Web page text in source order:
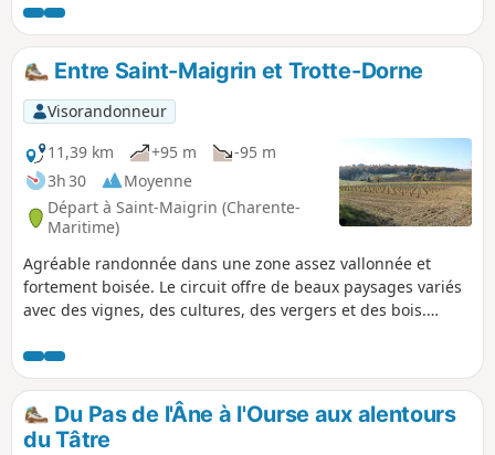
peut admirer un chêne vert de toute beauté,
ensuite le château d'eau de Saint-Ciers-
Champagne.
Entre Saint-Maigrin et Trotte-Dorne
Visorandonneur
11,39 km
+95 m
-95 m
3h 30
Moyenne
Départ à Saint-Maigrin (Charente-
Maritime)
Agréable randonnée dans une zone assez vallonnée et
fortement boisée. Le circuit offre de beaux paysages variés
avec des vignes, des cultures, des vergers et des bois.
paysage et de bien s'orienter en prenant en compte le
descriptif ci-après. L'application Visorando sur smartphone
peut être utile.
Du Pas de l'Âne à l'Ourse aux alentours
du Tâtre